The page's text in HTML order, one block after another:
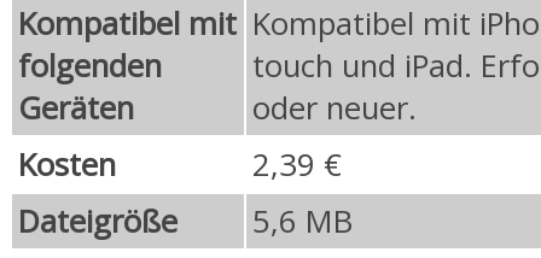
Kompatibel mit
folgenden
Geräten
Kompatibel mit
touch und iPad.
oder neuer.
Kosten
2,39 €
Dateigröße
5,6 MB